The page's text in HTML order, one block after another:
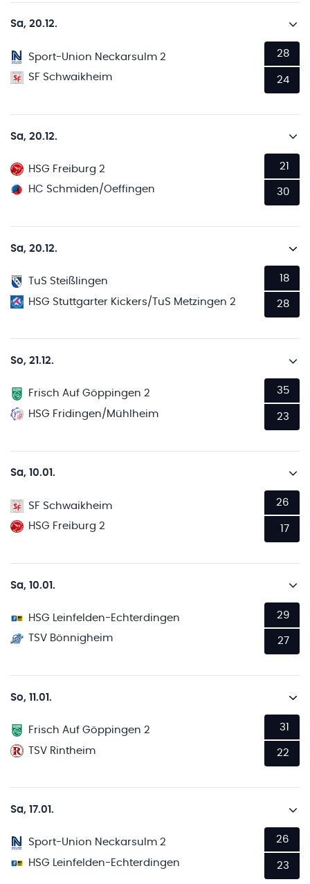
Sa, 20.12.
Sport-Union Neckarsulm 2
SF Schwaikheim
28
24
Sa, 20.12.
HSG Freiburg 2
HC Schmiden/Oeffingen
21
30
Sa, 20.12.
TuS Steißlingen
HSG Stuttgarter Kickers/TuS Metzingen 2
18
28
So, 21.12.
Frisch Auf Göppingen 2
HSG Fridingen/Mühlheim
35
23
Sa, 10.01.
SF Schwaikheim
HSG Freiburg 2
26
17
Sa, 10.01.
HSG Leinfelden-Echterdingen
TSV Bönnigheim
29
27
So, 11.01.
Frisch Auf Göppingen 2
TSV Rintheim
31
22
Sa, 17.01.
Sport-Union Neckarsulm 2
HSG Leinfelden-Echterdingen
26
23